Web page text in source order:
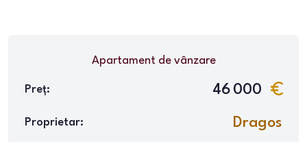
Apartamentde vânzare
Preț: 46 000
Proprietar: Dragos